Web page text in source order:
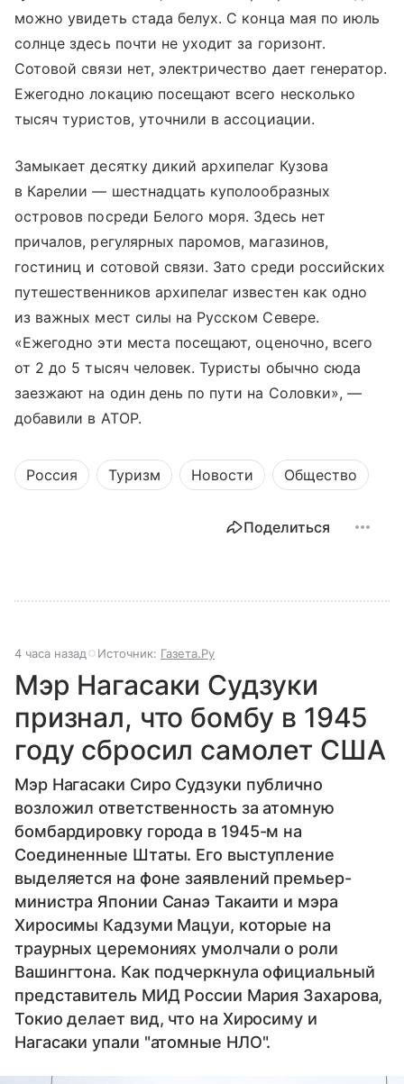
можно увидеть стада белух. С конца мая по июль
солнце здесь почти не уходит за горизонт.
Сотовой связи нет, электричество дает генератор.
Ежегодно локацию посещают всего несколько
тысяч туристов, уточнили в ассоциации.
Замыкает десятку дикий архипелаг Кузова
в Карелии — шестнадцать куполообразных
островов посреди Белого моря. Здесь нет
причалов, регулярных паромов, магазинов,
гостиниц и сотовой связи. Зато среди российских
путешественников архипелаг известен как одно
из важных мест силы на Русском Севере.
«Ежегодно эти места посещают, оценочно, всего
от 2 до 5 тысяч человек. Туристы обычно сюда
заезжают на один день по пути на Соловки», —
добавили в АТОР.
Россия Туризм Новости Общество
Поделиться
4 часа назад Источник: Газета.Ру
Мэр Нагасаки Судзуки
признал, что бомбу в 1945
году сбросил самолет США
Мэр Нагасаки Сиро Судзуки публично
возложил ответственность за атомную
бомбардировку города в 1945-м на
Соединенные Штаты. Его выступление
выделяется на фоне заявлений премьер-
министра Японии Санаэ Такаити и мэра
Хиросимы Кадзуми Мацуи, которые на
траурных церемониях умолчали о роли
Вашингтона. Как подчеркнула официальный
представитель МИД России Мария Захарова,
Токио делает вид, что на Хиросиму и
Нагасаки упали "атомные НЛО".